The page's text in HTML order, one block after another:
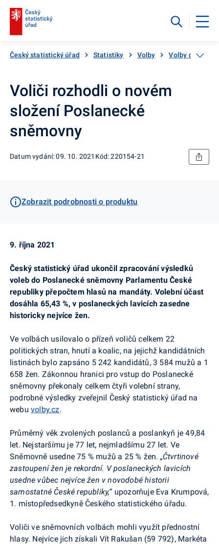
Český statistický úřad Statistiky Volby Volby do
Voliči rozhodli o novém
složení Poslanecké
sněmovny
Datum vydání: 09. 10. 2021 Kód: 220154-21
Zobrazit podrobnosti o produktu
9. října 2021
Český statistický úřad ukončil zpracování výsledků
voleb do Poslanecké sněmovny Parlamentu České
republiky přepočtem hlasů na mandáty. Volební účast
dosáhla 65,43 %, v poslaneckých lavicích zasedne
historicky nejvíce žen.
Ve volbách usilovalo o přízeň voličů celkem 22
politických stran, hnutí a koalic, na jejichž kandidátních
listinách bylo zapsáno 5 242 kandidátů, 3 584 mužů a 1
658 žen. Zákonnou hranici pro vstup do Poslanecké
sněmovny překonaly celkem čtyři volební strany,
podrobné výsledky zveřejnil Český statistický úřad na
webu volby.cz.
Průměrný věk zvolených poslanců a poslankyň je 49,84
let. Nejstaršímu je 77 let, nejmladšímu 27 let. Ve
Sněmovně usedne 75 % mužů a 25 % žen. „Čtvrtinové
zastoupení žen je rekordní. V poslaneckých lavicích
usedne vůbec nejvíce žen v novodobé historii
samostatné České republiky,“upozorňuje Eva Krumpová,
1. místopředsedkyně Českého statistického úřadu.
Voliči ve sněmovních volbách mohli využít přednostní
hlasy. Nejvíce jich získali Vít Rakušan (59 792), Markéta